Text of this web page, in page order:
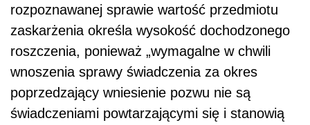
rozpoznawanej sprawie wartość przedmiotu
zaskarżenia określa wysokość dochodzonego
roszczenia, ponieważ „wymagalne w chwili
wnoszenia sprawy świadczenia za okres
poprzedzający wniesienie pozwu nie są
świadczeniami powtarzającymi się i stanowią